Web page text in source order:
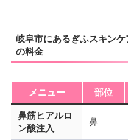
岐阜市にあるぎふスキン
の料金
メニュー 部位
鼻筋ヒアルロ
ン酸注入
鼻